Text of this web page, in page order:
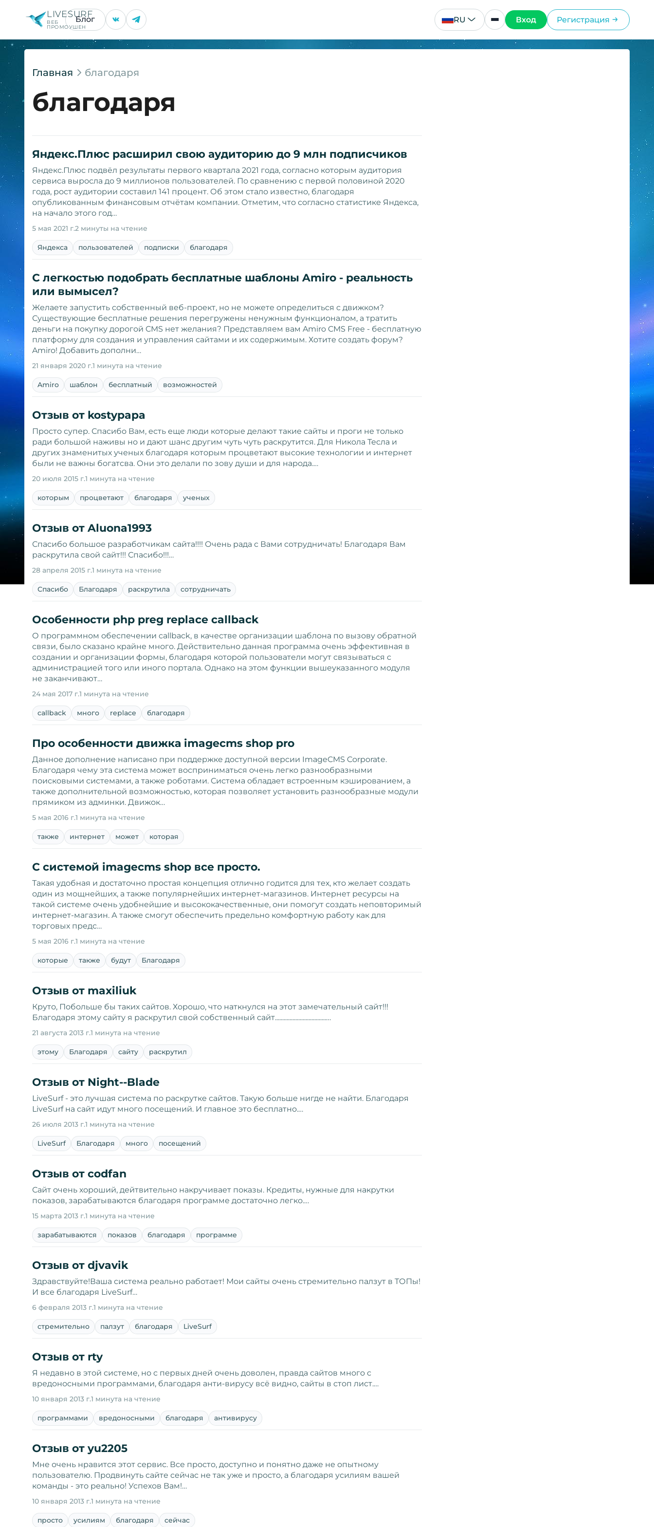
LIVESURF
ВЕБ
ПРОМОУШЕН
Блог RU Вход Регистрация
Главная благодаря
благодаря
Яндекс.Плюс расширил свою аудиторию до 9 млн подписчиков
Яндекс.Плюс подвёл результаты первого квартала 2021 года, согласно которым аудитория
сервиса выросла до 9 миллионов пользователей. По сравнению с первой половиной 2020
года, рост аудитории составил 141 процент. Об этом стало известно, благодаря
опубликованным финансовым отчётам компании. Отметим, что согласно статистике Яндекса,
на начало этого год…
5 мая 2021 г.2 минуты на чтение
Яндекса пользователей подписки благодаря
С легкостью подобрать бесплатные шаблоны Amiro - реальность
или вымысел?
Желаете запустить собственный веб-проект, но не можете определиться с движком?
Существующие бесплатные решения перегружены ненужным функционалом, а тратить
деньги на покупку дорогой CMS нет желания? Представляем вам Amiro CMS Free - бесплатную
платформу для создания и управления сайтами и их содержимым. Хотите создать форум?
Amiro! Добавить дополни…
21 января 2020 г.1 минута на чтение
Amiro шаблон бесплатный возможностей
Отзыв от kostypapa
Просто супер. Спасибо Вам, есть еще люди которые делают такие сайты и проги не только
ради большой наживы но и дают шанс другим чуть чуть раскрутится. Для Никола Тесла и
других знаменитых ученых благодаря которым процветают высокие технологии и интернет
были не важны богатсва. Они это делали по зову души и для народа.…
20 июля 2015 г.1 минута на чтение
которым процветают благодаря ученых
Отзыв от Aluona1993
Спасибо большое разработчикам сайта!!!! Очень рада с Вами сотрудничать! Благодаря Вам
раскрутила свой сайт!!! Спасибо!!!…
28 апреля 2015 г.1 минута на чтение
Спасибо Благодаря раскрутила сотрудничать
Особенности php preg replace callback
О программном обеспечении callback, в качестве организации шаблона по вызову обратной
связи, было сказано крайне много. Действительно данная программа очень эффективная в
создании и организации формы, благодаря которой пользователи могут связываться с
администрацией того или иного портала. Однако на этом функции вышеуказанного модуля
не заканчивают…
24 мая 2017 г.1 минута на чтение
callback много replace благодаря
Про особенности движка imagecms shop pro
Данное дополнение написано при поддержке доступной версии ImageCMS Corporate.
Благодаря чему эта система может восприниматься очень легко разнообразными
поисковыми системами, а также роботами. Система обладает встроенным кэшированием, а
также дополнительной возможностью, которая позволяет установить разнообразные модули
прямиком из админки. Движок…
5 мая 2016 г.1 минута на чтение
также интернет может которая
С системой imagecms shop все просто.
Такая удобная и достаточно простая концепция отлично годится для тех, кто желает создать
один из мощнейших, а также популярнейших интернет-магазинов. Интернет ресурсы на
такой системе очень удобнейшие и высококачественные, они помогут создать неповторимый
интернет-магазин. А также смогут обеспечить предельно комфортную работу как для
торговых предс…
5 мая 2016 г.1 минута на чтение
которые также будут Благодаря
Отзыв от maxiliuk
Круто, Побольше бы таких сайтов. Хорошо, что наткнулся на этот замечательный сайт!!!
Благодаря этому сайту я раскрутил свой собственный сайт...................................…
21 августа 2013 г.1 минута на чтение
этому Благодаря сайту раскрутил
Отзыв от Night--Blade
LiveSurf - это лучшая система по раскрутке сайтов. Такую больше нигде не найти. Благодаря
LiveSurf на сайт идут много посещений. И главное это бесплатно.…
26 июля 2013 г.1 минута на чтение
LiveSurf Благодаря много посещений
Отзыв от codfan
Сайт очень хороший, дейтвительно накручивает показы. Кредиты, нужные для накрутки
показов, зарабатываются благодаря программе достаточно легко.…
15 марта 2013 г.1 минута на чтение
зарабатываются показов благодаря программе
Отзыв от djvavik
Здравствуйте!Ваша система реально работает! Мои сайты очень стремительно палзут в ТОПы!
И все благодаря LiveSurf…
6 февраля 2013 г.1 минута на чтение
стремительно палзут благодаря LiveSurf
Отзыв от rty
Я недавно в этой системе, но с первых дней очень доволен, правда сайтов много с
вредоносными программами, благодаря анти-вирусу всё видно, сайты в стоп лист.…
10 января 2013 г.1 минута на чтение
программами вредоносными благодаря антивирусу
Отзыв от yu2205
Мне очень нравится этот сервис. Все просто, доступно и понятно даже не опытному
пользователю. Продвинуть сайте сейчас не так уже и просто, а благодаря усилиям вашей
команды - это реально! Успехов Вам!…
10 января 2013 г.1 минута на чтение
просто усилиям благодаря сейчас